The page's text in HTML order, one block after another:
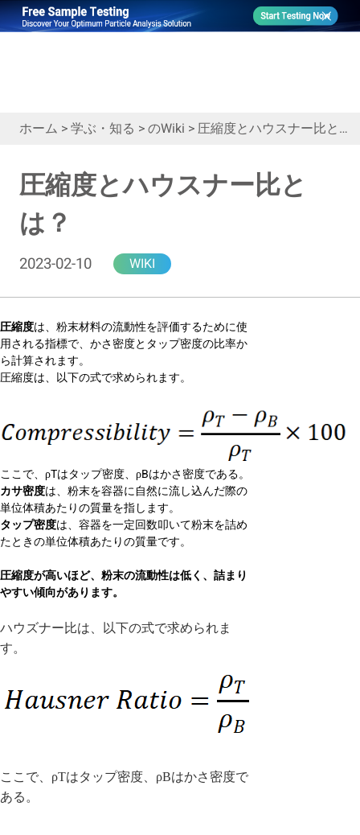
ホーム >学ぶ・知る >のWiki >圧縮度とハウスナー比とは？
圧縮度とハウスナー比と
は？
2023-02-10 WIKI
圧縮度は、粉末材料の流動性を評価するために使
用される指標で、かさ密度とタップ密度の比率か
ら計算されます。
圧縮度は、以下の式で求められます。
ここで、ρTはタップ密度、ρBはかさ密度である。
カサ密度は、粉末を容器に自然に流し込んだ際の
単位体積あたりの質量を指します。
タップ密度は、容器を一定回数叩いて粉末を詰め
たときの単位体積あたりの質量です。
圧縮度が高いほど、粉末の流動性は低く、詰まり
やすい傾向があります。
ハウズナー比は、以下の式で求められま
す。
ここで、ρTはタップ密度、ρBはかさ密度で
ある。